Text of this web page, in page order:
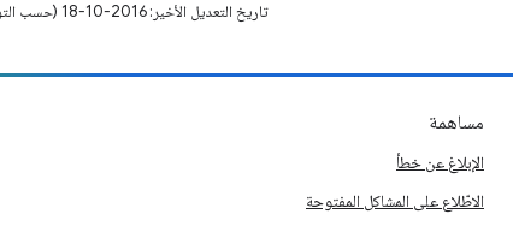
تاريخ التعديل الأخير: 2016-10-18 (حسب التوقيت العالمي المتفَّق عليه)
مساهمة
الإبلاغ عن خطأ
الاطّلاع على المشاكل المفتوحة